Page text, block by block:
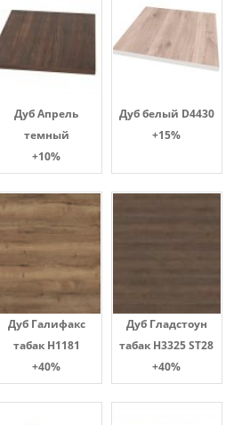
Дуб Апрель
темный
+10%
Дуб белый D4430
+15%
Дуб Галифакс
табак Н1181
+40%
Дуб Гладстоун
табак H3325 ST28
+40%